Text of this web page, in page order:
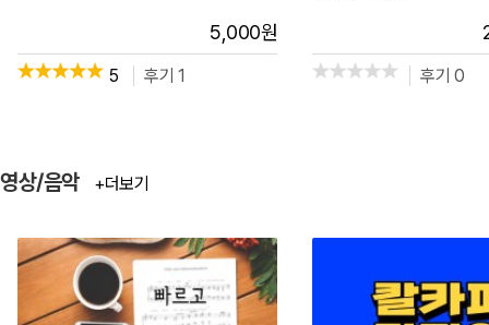
5,000원
5 후기 1 후기 0
영상/음악 +더보기